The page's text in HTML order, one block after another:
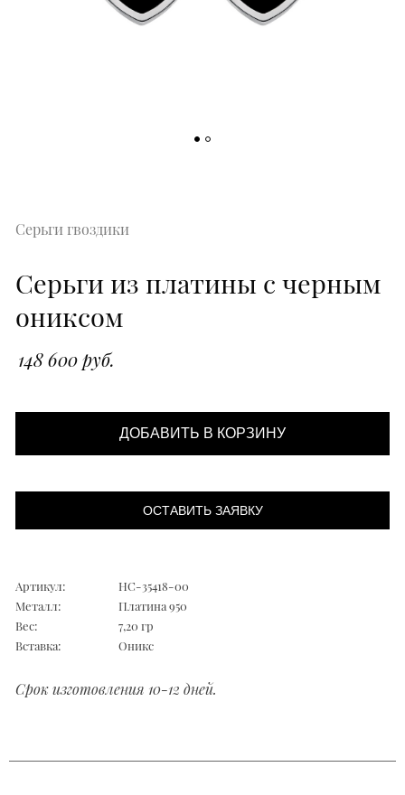
Серьги гвоздики
Серьги из платины с черным
ониксом
148 600 руб.
ДОБАВИТЬ В КОРЗИНУ
ОСТАВИТЬ ЗАЯВКУ
Артикул:
НС-35418-00
Металл:
Платина 950
Вес:
7,20 гр
Вставка:
Оникс
Срок изготовления 10-12 дней.